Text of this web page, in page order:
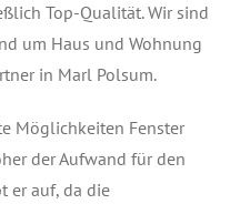
Top-Qualität. Wir sind
um Haus und Wohnung
in Marl Polsum.
Möglichkeiten Fenster
der Aufwand für den
er auf, da die